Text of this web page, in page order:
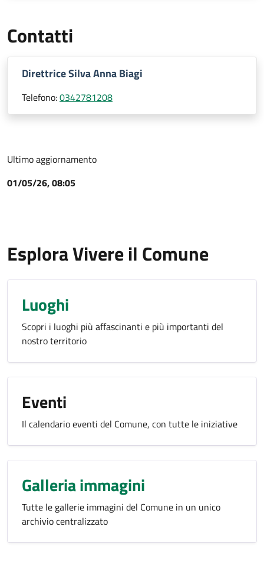
Contatti
Direttrice Silva Anna Biagi
Telefono:0342781208
Ultimo aggiornamento
01/05/26, 08:05
Esplora Vivere il Comune
Luoghi
Scopri i luoghi più affascinanti e più importanti del
nostro territorio
Eventi
Il calendario eventi del Comune, con tutte le iniziative
Galleria immagini
Tutte le gallerie immagini del Comune in un unico
archivio centralizzato